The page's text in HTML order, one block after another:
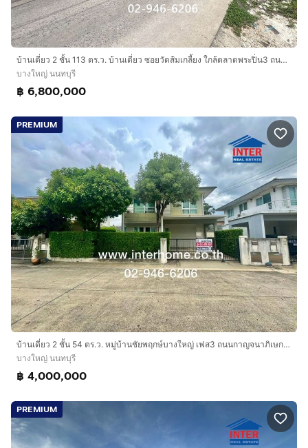
บ้านเดี่ยว 2 ชั้น 113 ตร.ว. บ้านเดี่ยว ซอยวัดส้มเกลี้ยง ใกล้ตลาดพระปิ่น3 ถนนกาญจนาภิเษก ถนน3016 (ประชาอุทิศ) บางใหญ่ นนทบุรี
บางใหญ่ นนทบุรี
฿ 6,800,000
PREMIUM
บ้านเดี่ยว 2 ชั้น 54 ตร.ว. หมู่บ้านชัยพฤกษ์บางใหญ่ เฟส3 ถนนกาญจนาภิเษก ถนนทางหลวงชนบทนนทบุรี 1009 บางใหญ่ นนทบุรี
บางใหญ่ นนทบุรี
฿ 4,000,000
PREMIUM